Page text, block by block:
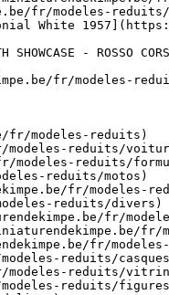
fr/modeles-
White
SHOWCASE -
fr/modeles-
fr/modeles-reduits)